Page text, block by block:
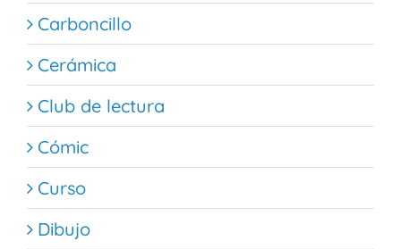
Carboncillo
Cerámica
Club de lectura
Cómic
Curso
Dibujo